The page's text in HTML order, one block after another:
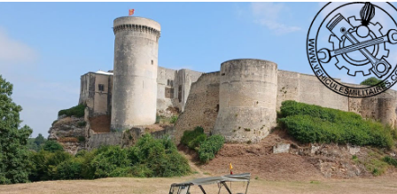
Véhicules Militaires .com
Bienvenue sur LE forum des passionnés de Véhicules Militaires de toutes nationalités et de
toutes époques. De nombreuses rubriques sont à votre disposition pour vous venir en aide,
ou simplement partager vos activités.